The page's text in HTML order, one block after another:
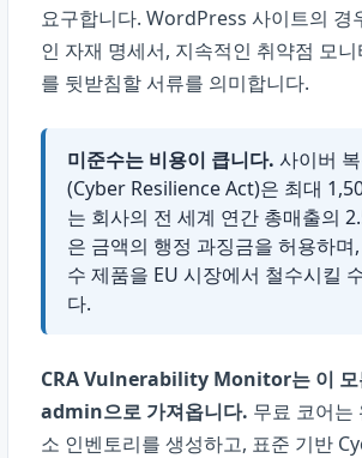
요구합니다. WordPress 사이트의 경
인 자재 명세서, 지속적인 취약점 모
를 뒷받침할 서류를 의미합니다.
미준수는 비용이 큽니다. 사이버
(Cyber Resilience Act)은 최대
는 회사의 전 세계 연간 총매출의
은 금액의 행정 과징금을 허용하며
수 제품을 EU 시장에서 철수시킬
다.
CRA Vulnerability Monitor는 이 모
admin으로 가져옵니다. 무료 코어는
소 인벤토리를 생성하고, 표준 기반